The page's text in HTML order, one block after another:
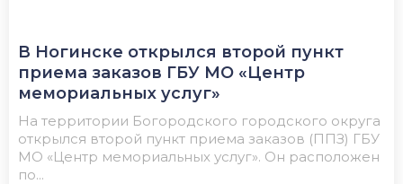
В Ногинске открылся второй пункт
приема заказов ГБУ МО «Центр
мемориальных услуг»
На территории Богородского городского округа
открылся второй пункт приема заказов (ППЗ) ГБУ
МО «Центр мемориальных услуг». Он расположен
по...